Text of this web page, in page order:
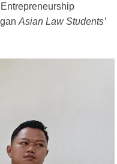
Asian Law Students’